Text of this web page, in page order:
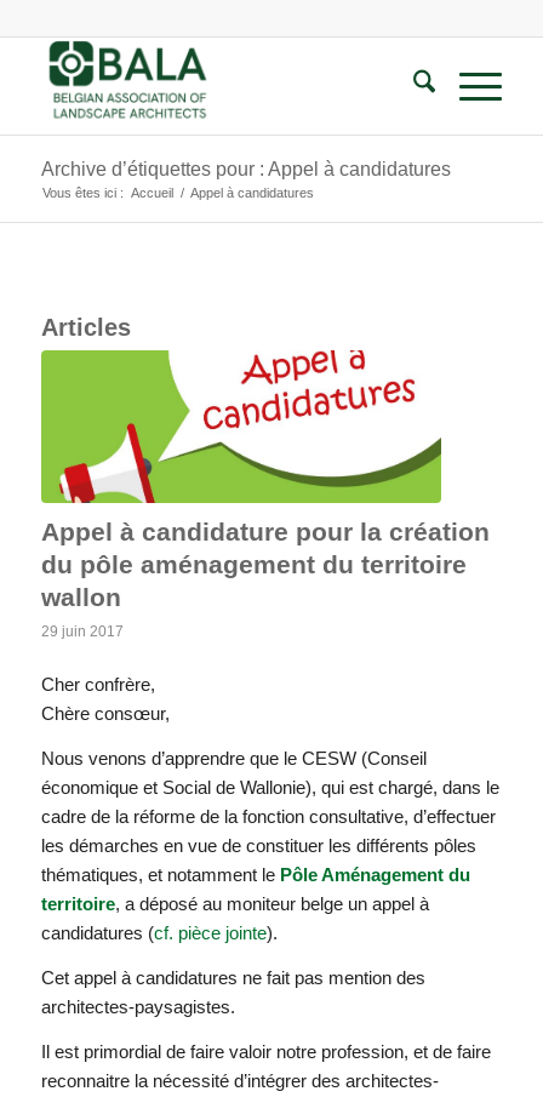
Archive d’étiquettes pour : Appel à candidatures
Vous êtes ici : Accueil / Appel à candidatures
Articles
Appel à candidature pour la création
du pôle aménagement du territoire
wallon
29 juin 2017
Cher confrère,
Chère consœur,
Nous venons d’apprendre que le CESW (Conseil
économique et Social de Wallonie), qui est chargé, dans le
cadre de la réforme de la fonction consultative, d’effectuer
les démarches en vue de constituer les différents pôles
thématiques, et notamment le Pôle Aménagement du
territoire, a déposé au moniteur belge un appel à
candidatures (cf. pièce jointe).
Cet appel à candidatures ne fait pas mention des
architectes-paysagistes.
Il est primordial de faire valoir notre profession, et de faire
reconnaitre la nécessité d’intégrer des architectes-